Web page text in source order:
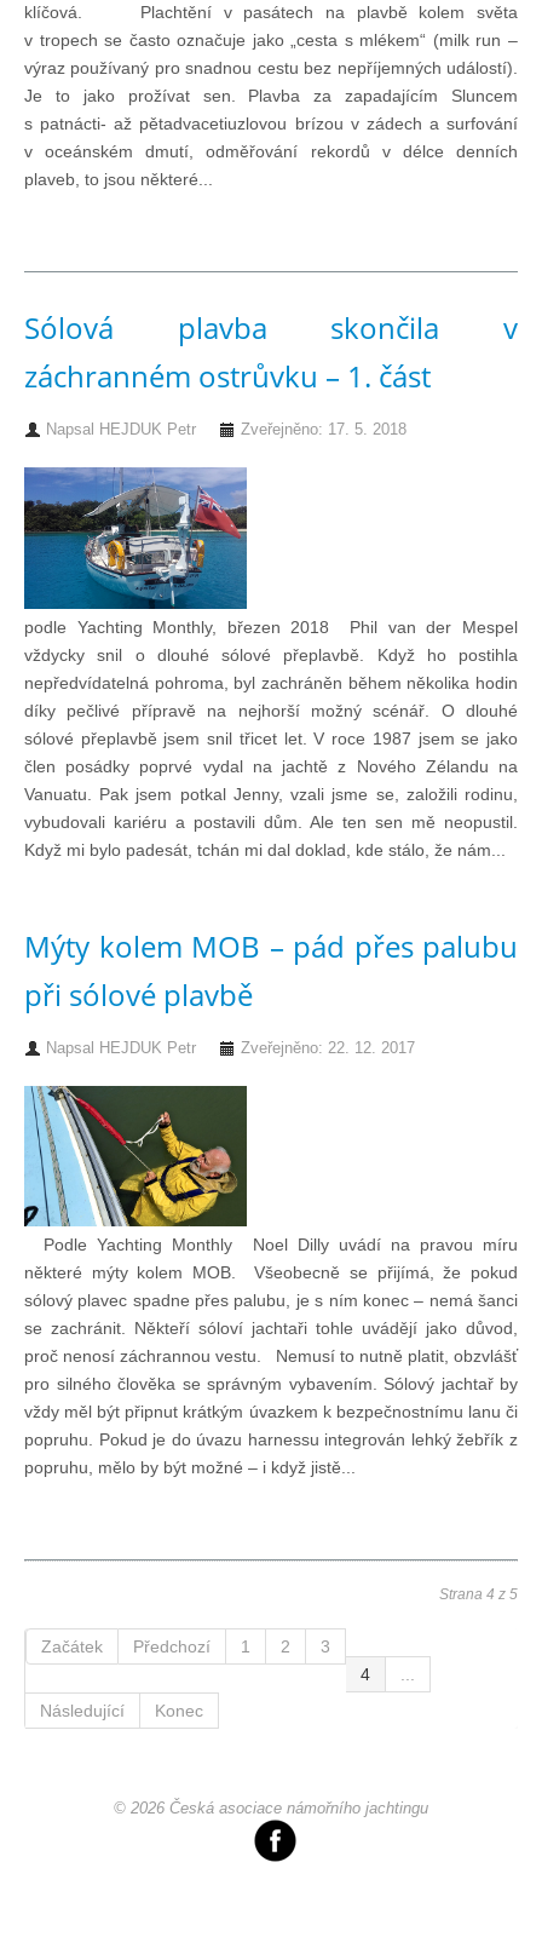
Převzaté články ze zahraničí
Ostatní články
Plavební oblasti
Knihovna
Knihy k prodeji
Kontakt
Bazar
Mé inzeráty
klíčová. Plachtění v pasátech na plavbě kolem světa
v tropech se často označuje jako „cesta s mlékem“ (milk run –
výraz používaný pro snadnou cestu bez nepříjemných událostí).
Je to jako prožívat sen. Plavba za zapadajícím Sluncem
s patnácti- až pětadvacetiuzlovou brízou v zádech a surfování
v oceánském dmutí, odměřování rekordů v délce denních
plaveb, to jsou některé...
Sólová plavba skončila v
záchranném ostrůvku – 1. část
Napsal HEJDUK Petr Zveřejněno: 17. 5. 2018
podle Yachting Monthly, březen 2018 Phil van der Mespel
vždycky snil o dlouhé sólové přeplavbě. Když ho postihla
nepředvídatelná pohroma, byl zachráněn během několika hodin
díky pečlivé přípravě na nejhorší možný scénář. O dlouhé
sólové přeplavbě jsem snil třicet let. V roce 1987 jsem se jako
člen posádky poprvé vydal na jachtě z Nového Zélandu na
Vanuatu. Pak jsem potkal Jenny, vzali jsme se, založili rodinu,
vybudovali kariéru a postavili dům. Ale ten sen mě neopustil.
Když mi bylo padesát, tchán mi dal doklad, kde stálo, že nám...
Mýty kolem MOB – pád přes palubu
při sólové plavbě
Napsal HEJDUK Petr Zveřejněno: 22. 12. 2017
Podle Yachting Monthly Noel Dilly uvádí na pravou míru
některé mýty kolem MOB. Všeobecně se přijímá, že pokud
sólový plavec spadne přes palubu, je s ním konec – nemá šanci
se zachránit. Někteří sóloví jachtaři tohle uvádějí jako důvod,
proč nenosí záchrannou vestu. Nemusí to nutně platit, obzvlášť
pro silného člověka se správným vybavením. Sólový jachtař by
vždy měl být připnut krátkým úvazkem k bezpečnostnímu lanu či
popruhu. Pokud je do úvazu harnessu integrován lehký žebřík z
popruhu, mělo by být možné – i když jistě...
Strana 4 z 5
Začátek Předchozí 1 2
3
4
Následující
Konec
© 2026 Česká asociace námořního jachtingu